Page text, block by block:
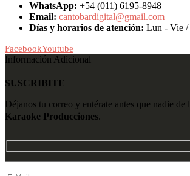
WhatsApp: +54 (011) 6195-8948
Email: cantobardigital@gmail.com
Días y horarios de atención: Lun - Vie /
FacebookYoutube
Información Adicional
SUSCRIBITE
Déjanos tu correo y entérate antes que nadie de
Karaoke Producciones.